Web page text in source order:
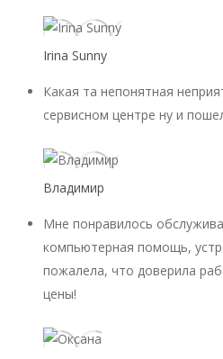
Irina Sunny
Какая та непонятная
сервисном центре ну и
Владимир
Мне понравилось
компьютерная помощь,
пожалела, что доверила
цены!